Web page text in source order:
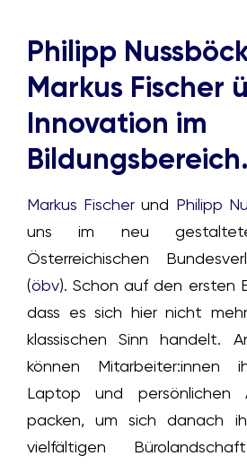
Philipp
Markus Fischer
Innovation im
Bildungsbereich.
Markus Fischer und Philipp
uns im neu
Österreichischen
(öbv). Schon auf den ersten
dass es sich hier nicht
klassischen Sinn handelt.
können Mitarbeiter:innen
Laptop und persönlichen
packen, um sich danach
vielfältigen